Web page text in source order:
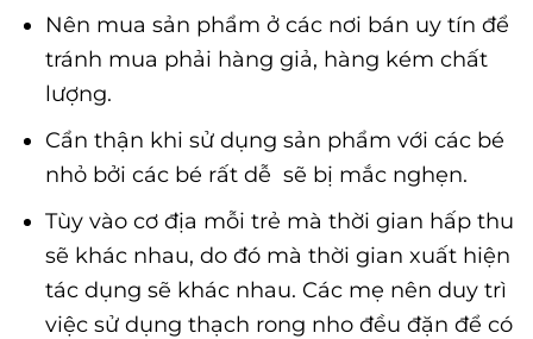
Nên mua sản phẩm ở các nơi bán uy tín để
tránh mua phải hàng giả, hàng kém chất
lượng.
Cẩn thận khi sử dụng sản phẩm với các bé
nhỏ bởi các bé rất dễ sẽ bị mắc nghẹn.
Tùy vào cơ địa mỗi trẻ mà thời gian hấp thu
sẽ khác nhau, do đó mà thời gian xuất hiện
tác dụng sẽ khác nhau. Các mẹ nên duy trì
việc sử dụng thạch rong nho đều đặn để có